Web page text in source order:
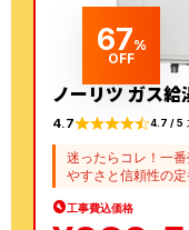
67%
OFF
ノーリツ ガス
4.7 4.7 / 5
迷ったらコレ！一
やすさと信頼性の
工事費込価格